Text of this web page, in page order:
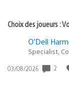
Choix des joueurs :
O’Dell
Specialist,
Date
03/08/2026 2